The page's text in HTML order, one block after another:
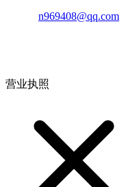
n969408@qq.com
营业执照